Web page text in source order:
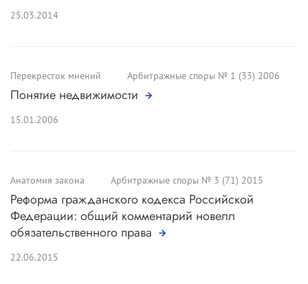
25.03.2014
Перекресток мнений Арбитражные споры № 1 (33) 2006
Понятие недвижимости
15.01.2006
Анатомия закона Арбитражные споры № 3 (71) 2015
Реформа гражданского кодекса Российской
Федерации: общий комментарий новелл
обязательственного права
22.06.2015